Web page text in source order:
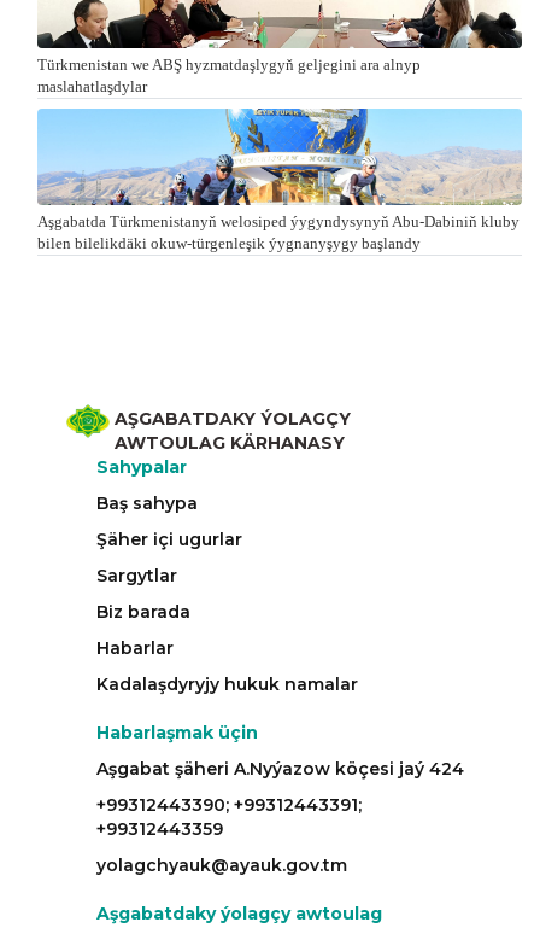
Türkmenistan we ABŞ hyzmatdaşlygyň geljegini ara alnyp
maslahatlaşdylar
Aşgabatda Türkmenistanyň welosiped ýygyndysynyň Abu-Dabiniň kluby
bilen bilelikdäki okuw-türgenleşik ýygnanyşygy başlandy
AŞGABATDAKY ÝOLAGÇY
AWTOULAG KÄRHANASY
Sahypalar
Baş sahypa
Şäher içi ugurlar
Sargytlar
Biz barada
Habarlar
Kadalaşdyryjy hukuk namalar
Habarlaşmak üçin
Aşgabat şäheri A.Nyýazow köçesi jaý 424
+99312443390; +99312443391;
+99312443359
yolagchyauk@ayauk.gov.tm
Aşgabatdaky ýolagçy awtoulag